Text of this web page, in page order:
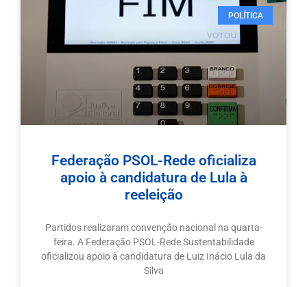
POLÍTICA
Federação PSOL-Rede oficializa
apoio à candidatura de Lula à
reeleição
Partidos realizaram convenção nacional na quarta-
feira. A Federação PSOL-Rede Sustentabilidade
oficializou apoio à candidatura de Luiz Inácio Lula da
Silva